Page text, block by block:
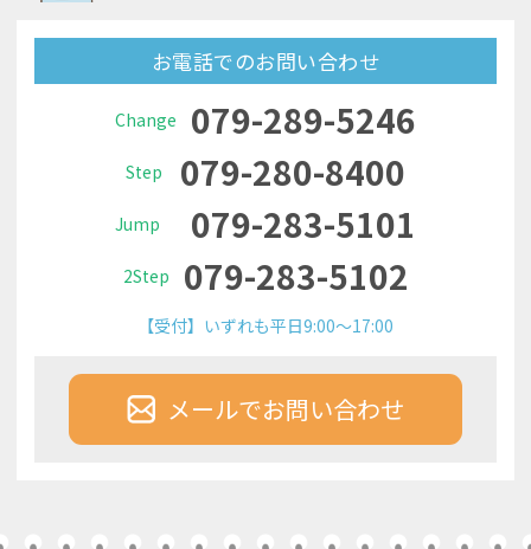
お電話でのお問い合わせ
Change 079-289-5246
Step 079-280-8400
Jump 079-283-5101
2Step 079-283-5102
【受付】いずれも平日9:00～17:00
メールでお問い合わせ